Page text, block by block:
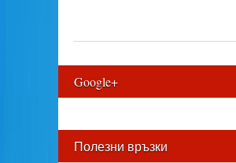
Google+
Полезни връзки